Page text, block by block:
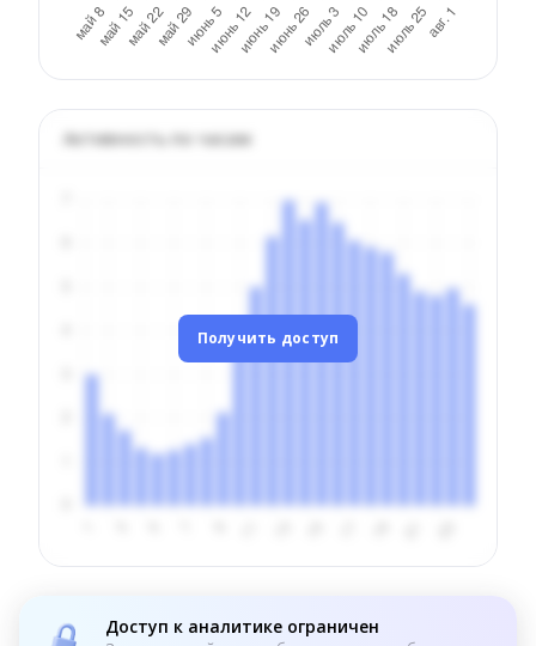
Активность по часам
Получить доступ
Доступ к аналитике ограничен